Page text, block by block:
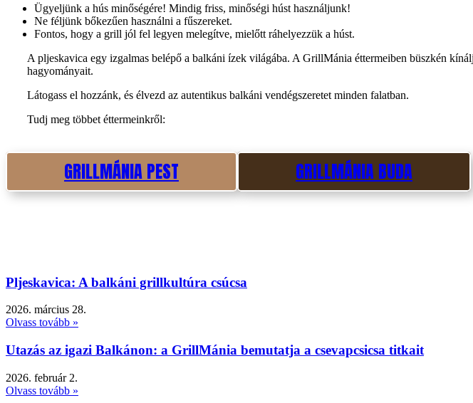
Ügyeljünk a hús minőségére! Mindig friss, minőségi húst használjunk!
Ne féljünk bőkezűen használni a fűszereket.
Fontos, hogy a grill jól fel legyen melegítve, mielőtt ráhelyezzük a húst.
A pljeskavica egy izgalmas belépő a balkáni ízek világába. A GrillMánia éttermeiben büszkén
hagyományait.
Látogass el hozzánk, és élvezd az autentikus balkáni vendégszeretet minden falatban.
Tudj meg többet éttermeinkről:
GRILLMÁNIA PEST GRILLMÁNIA BUDA
Pljeskavica: A balkáni grillkultúra csúcsa
2026. március 28.
Olvass tovább »
Utazás az igazi Balkánon: a GrillMánia bemutatja a csevapcsicsa titkait
2026. február 2.
Olvass tovább »